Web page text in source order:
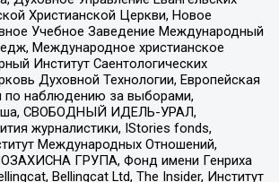
Христианской Церкви, Новое
Учебное Заведение Международный
Международное христианское
Институт Саентологических
Духовной Технологии, Европейская
по наблюдению за выборами,
СВОБОДНЫЙ ИДЕЛЬ-УРАЛ,
журналистики, IStories fonds,
Международных Отношений,
ГРУПА, Фонд имени Генриха
Bellingcat Ltd, The Insider, Институт